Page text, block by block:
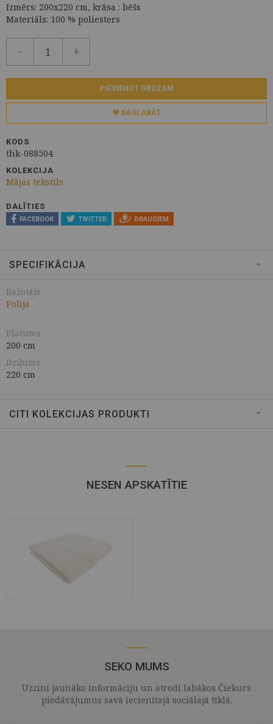
Izmērs: 200x220 cm, krāsa : bēšs
Materiāls: 100 % poliesters
- +
PIEVIENOT GROZAM
SAGLABĀT
KODS
thk-088504
KOLEKCIJA
Mājas tekstils
DALĪTIES
FACEBOOK TWITTER DRAUGIEM
SPECIFIKĀCIJA
Ražotājs
Polija
Platums
200 cm
Dziļums
220 cm
CITI KOLEKCIJAS PRODUKTI
NESEN APSKATĪTIE
SEKO MUMS
Uzzini jaunāko informāciju un atrodi labākos Čiekurs
piedāvājumus savā iecienītajā sociālajā tīklā.